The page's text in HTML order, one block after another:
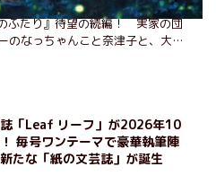
小泉今日子&小林聡美W主演、
ふたり』待望の続編！ 実家の団
のなっちゃんこと奈津子と、大学
湾映画祭」を催したり。50代
とささやかな幸せの日々を描く。
「Leaf リーフ」が2026年10
毎号ワンテーマで豪華執筆陣
たな「紙の文芸誌」が誕生